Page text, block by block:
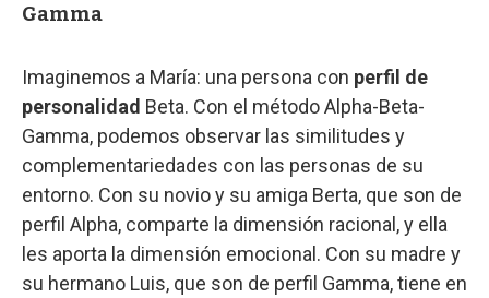
Gamma
Imaginemos a María: una persona con perfil de
personalidad Beta. Con el método Alpha-Beta-
Gamma, podemos observar las similitudes y
complementariedades con las personas de su
entorno. Con su novio y su amiga Berta, que son de
perfil Alpha, comparte la dimensión racional, y ella
les aporta la dimensión emocional. Con su madre y
su hermano Luis, que son de perfil Gamma, tiene en